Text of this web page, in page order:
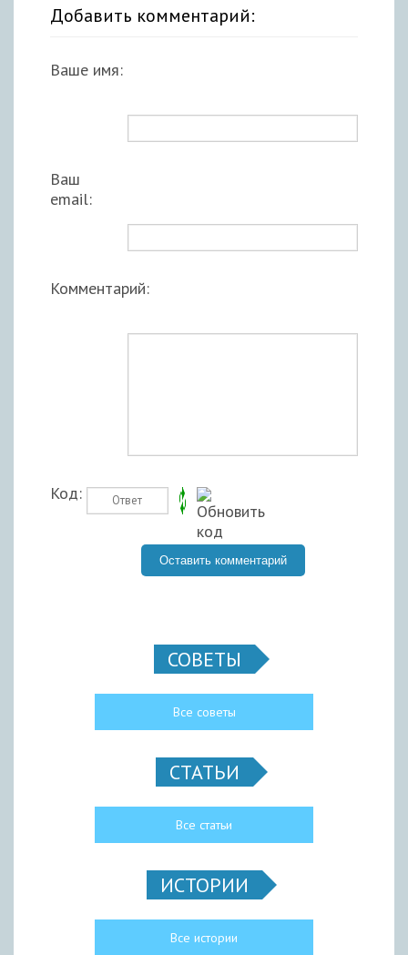
Добавить комментарий:
Ваше имя:
Ваш
email:
Комментарий:
Код:
СОВЕТЫ
Все советы
СТАТЬИ
Все статьи
ИСТОРИИ
Все истории